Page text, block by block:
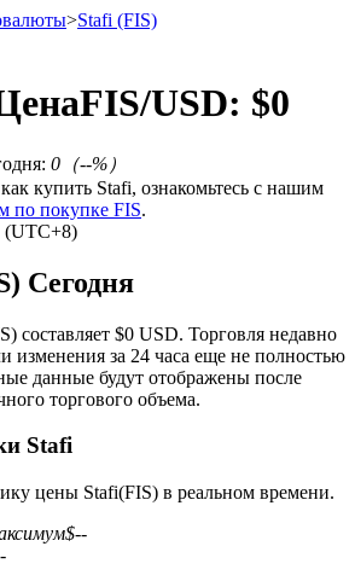
>Stafi (FIS)
FIS/USD: $0
: 0 （--%）
купить Stafi, ознакомьтесь с нашим
по покупке FIS.
(UTC+8)
Сегодня
составляет $0 USD. Торговля недавно
изменения за 24 часа еще не полностью
данные будут отображены после
торгового объема.
Stafi
цены Stafi(FIS) в реальном времени.
$--